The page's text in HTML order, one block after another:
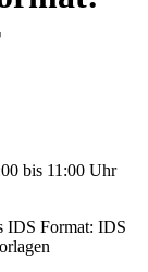
bis 11:00 Uhr
IDS Format: IDS